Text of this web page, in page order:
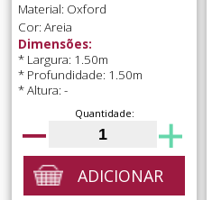
Material: Oxford
Cor: Areia
Dimensões:
* Largura: 1.50m
* Profundidade: 1.50m
* Altura: -
Quantidade:
ADICIONAR